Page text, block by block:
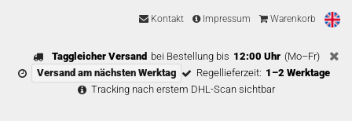
Kontakt Impressum Warenkorb
Taggleicher Versand bei Bestellung bis 12:00 Uhr (Mo–Fr)
Versand am nächsten Werktag
Regellieferzeit: 1–2 Werktage
Tracking nach erstem DHL-Scan sichtbar